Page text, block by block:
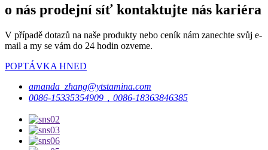
o nás prodejní síť kontaktujte nás kariéra
V případě dotazů na naše produkty nebo ceník nám zanechte svůj e-
mail a my se vám do 24 hodin ozveme.
POPTÁVKA HNED
amanda_zhang@ytstamina.com
0086-15335354909，0086-18363846385